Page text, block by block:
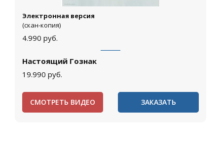
Электронная версия
(скан-копия)
4.990 руб.
Настоящий Гознак
19.990 руб.
СМОТРЕТЬ ВИДЕО ЗАКАЗАТЬ